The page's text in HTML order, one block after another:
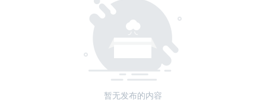
暂无发布的内容